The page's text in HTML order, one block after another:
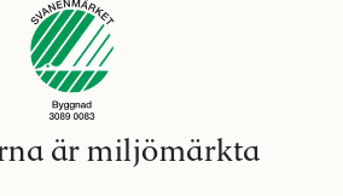
är miljömärkta